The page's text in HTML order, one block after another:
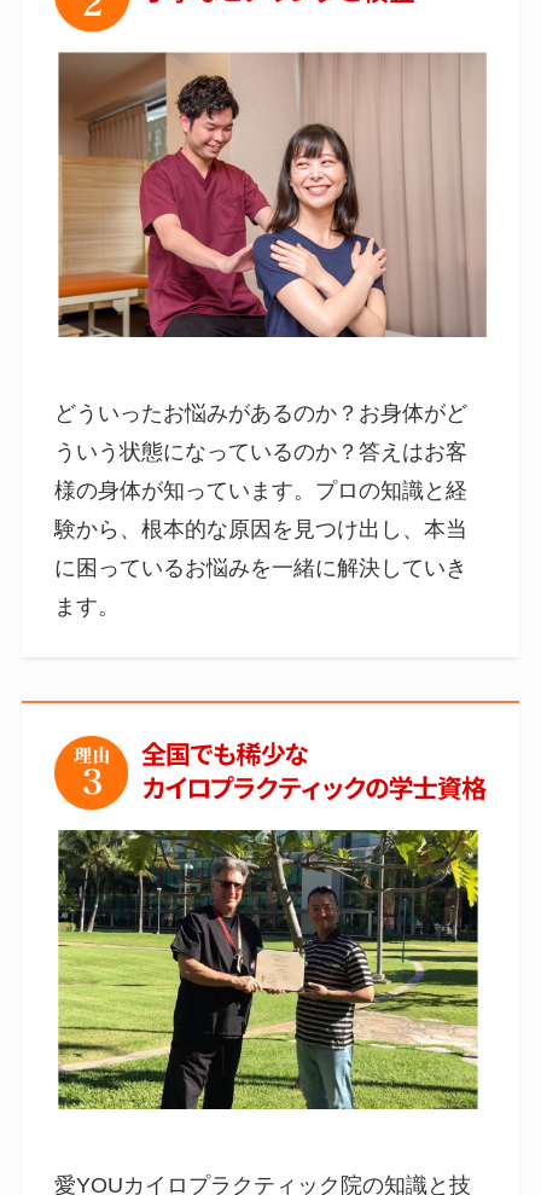
どういったお悩みがあるのか？お身体がど
ういう状態になっているのか？答えはお客
様の身体が知っています。プロの知識と経
験から、根本的な原因を見つけ出し、本当
に困っているお悩みを一緒に解決していき
ます。
愛YOUカイロプラクティック院の知識と技